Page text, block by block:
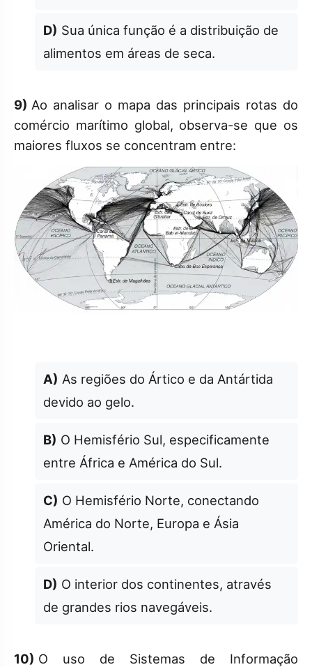
D) Sua única função é a distribuição de
alimentos em áreas de seca.
9) Ao analisar o mapa das principais rotas do
comércio marítimo global, observa-se que os
maiores fluxos se concentram entre:
A) As regiões do Ártico e da Antártida
devido ao gelo.
B) O Hemisfério Sul, especificamente
entre África e América do Sul.
C) O Hemisfério Norte, conectando
América do Norte, Europa e Ásia
Oriental.
D) O interior dos continentes, através
de grandes rios navegáveis.
10) O uso de Sistemas de Informação